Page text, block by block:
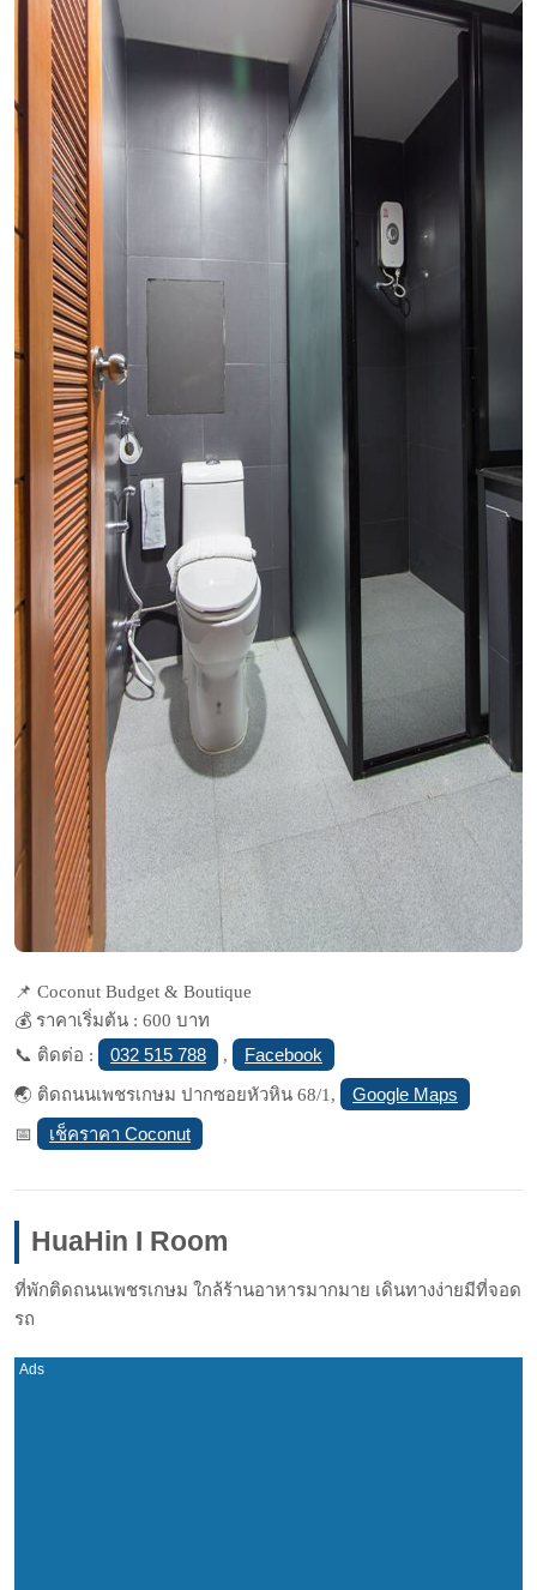
📌 Coconut Budget & Boutique
💰 ราคาเริ่มต้น : 600 บาท
📞 ติดต่อ :
032 515 788 , Facebook
🌏 ติดถนนเพชรเกษม ปากซอยหัวหิน 68/1, Google Maps
📅 เช็คราคา Coconut
HuaHin I Room
ที่พักติดถนนเพชรเกษม ใกล้ร้านอาหารมากมาย เดินทางง่ายมีที่จอด
รถ